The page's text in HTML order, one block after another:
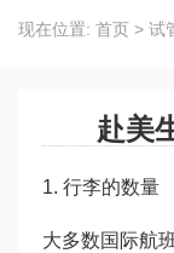
现在位置: 首页 > 试
赴美
1. 行李的数量
大多数国际航